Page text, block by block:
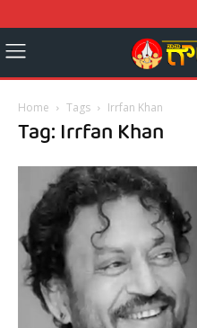
Home Tags Irrfan Khan
Tag: Irrfan Khan